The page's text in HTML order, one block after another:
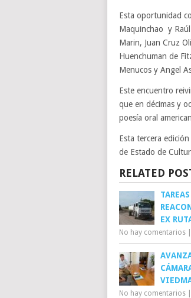
Esta oportunidad
Maquinchao y
Marin, Juan Cruz
Huenchuman de
Menucos y Angel
Este encuentro
que en décimas y
poesía oral
Esta tercera
de Estado de
RELATED
EX
No hay comentarios
No hay comentarios